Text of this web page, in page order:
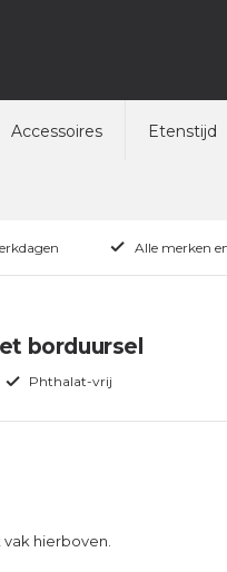
Accessoires Etenstijd
Alle merken
borduursel
Phthalat-vrij
hierboven.